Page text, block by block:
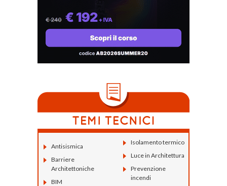
Antisismica
Barriere
Architettoniche
BIM
Isolamento termico
Luce in Architettura
Prevenzione
incendi